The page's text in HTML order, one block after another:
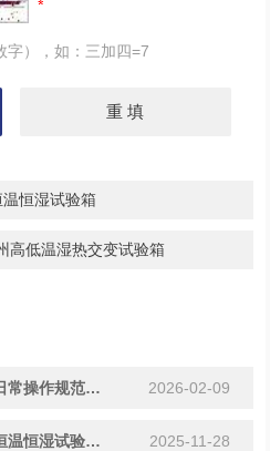
字），如：三加四=7
恒湿试验箱
高低温湿热交变试验箱
可编程恒温恒湿试验机日常操作规范与常见故障代码处理指南 2026-02-09
避免测试偏差：可编程恒温恒湿试验机校准与维护要点 2025-11-28